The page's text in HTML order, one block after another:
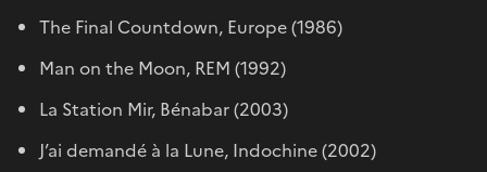
The Final Countdown, Europe (1986)
Man on the Moon, REM (1992)
La Station Mir, Bénabar (2003)
J’ai demandé à la Lune, Indochine (2002)